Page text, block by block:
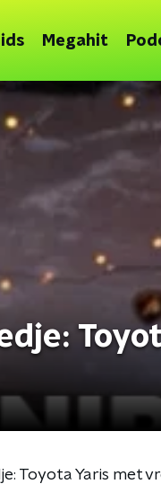
Megahit
Toyota Yaris met